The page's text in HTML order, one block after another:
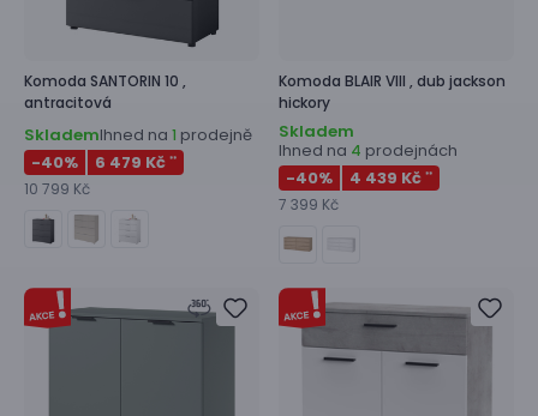
Komoda SANTORIN 10 ,
antracitová
SklademIhned na 1 prodejně
-40% 6 479 Kč **
10 799 Kč
Komoda BLAIR VIII , dub jackson
hickory
Skladem
Ihned na 4 prodejnách
-40% 4 439 Kč **
7 399 Kč